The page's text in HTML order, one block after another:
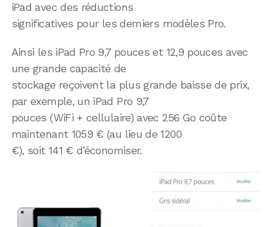
iPad avec des réductions
significatives pour les derniers modèles Pro.
Ainsi les iPad Pro 9,7 pouces et 12,9 pouces avec
une grande capacité de
stockage reçoivent la plus grande baisse de prix,
par exemple, un iPad Pro 9,7
pouces (WiFi + cellulaire) avec 256 Go coûte
maintenant 1059 € (au lieu de 1200
€), soit 141 € d’économiser.